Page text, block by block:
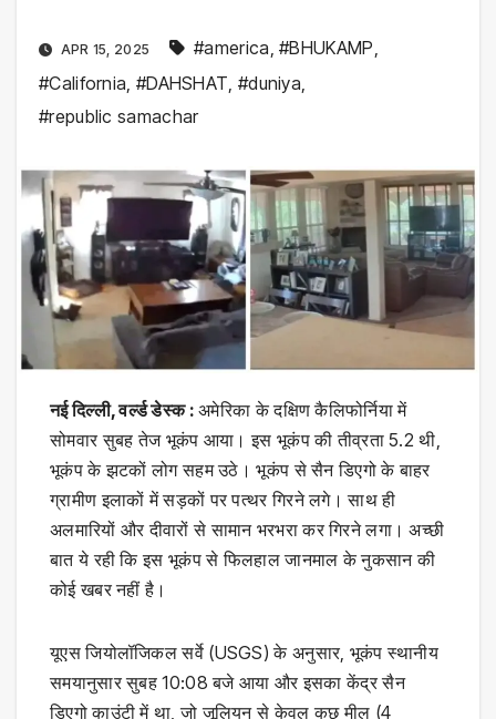
APR 15, 2025 #america ,#BHUKAMP
#California #DAHSHAT #duniya
#republic samachar
नई दिल्ली, वर्ल्ड डेस्क :अमेरिका के दक्षिण कैलिफोर्निया में
सोमवार सुबह तेज भूकंप आया। इस भूकंप की तीव्रता 5.2 थी,
भूकंप के झटकों लोग सहम उठे। भूकंप से सैन डिएगो के बाहर
ग्रामीण इलाकों में सड़कों पर पत्थर गिरने लगे। साथ ही
अलमारियों और दीवारों से सामान भरभरा कर गिरने लगा। अच्छी
बात ये रही कि इस भूकंप से फिलहाल जानमाल के नुकसान की
कोई खबर नहीं है।
यूएस जियोलॉजिकल सर्वे (USGS) के अनुसार, भूकंप स्थानीय
समयानुसार सुबह 10:08 बजे आया और इसका केंद्र सैन
डिएगो काउंटी में था, जो जूलियन से केवल कुछ मील (4